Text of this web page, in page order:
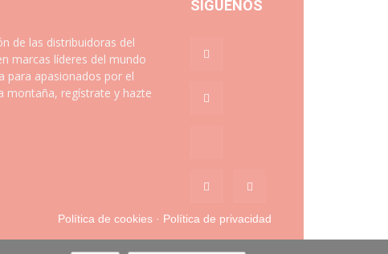
de las distribuidoras del
marcas líderes del mundo
para apasionados por el
montaña, regístrate y hazte
SÍGUENOS
Política de cookies· Política de privacidad